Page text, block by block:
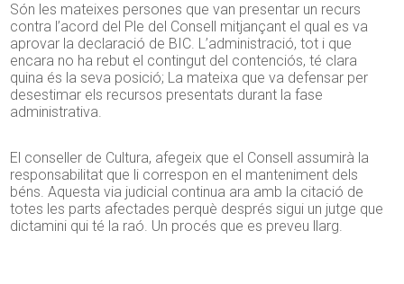
Són les mateixes persones que van presentar un recurs
contra l’acord del Ple del Consell mitjançant el qual es va
aprovar la declaració de BIC. L’administració, tot i que
encara no ha rebut el contingut del contenciós, té clara
quina és la seva posició; La mateixa que va defensar per
desestimar els recursos presentats durant la fase
administrativa.
El conseller de Cultura, afegeix que el Consell assumirà la
responsabilitat que li correspon en el manteniment dels
béns. Aquesta via judicial continua ara amb la citació de
totes les parts afectades perquè després sigui un jutge que
dictamini qui té la raó. Un procés que es preveu llarg.